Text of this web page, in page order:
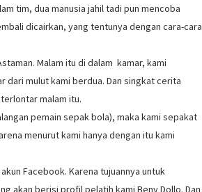
tim, dua manusia jahil tadi pun mencoba
dicairkan, yang tentunya dengan cara-cara
Malam itu di dalam kamar, kami
dari mulut kami berdua. Dan singkat cerita
malam itu.
pemain sepak bola), maka kami sepakat
menurut kami hanya dengan itu kami
Facebook. Karena tujuannya untuk
akan berisi profil pelatih kami Beny Dollo. Dan